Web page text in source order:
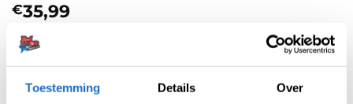
Toestemming Details Over
€35,99
Uitverkocht